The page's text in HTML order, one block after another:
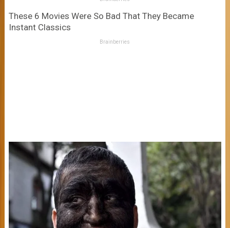
These 6 Movies Were So Bad That They Became
Instant Classics
Brainberries